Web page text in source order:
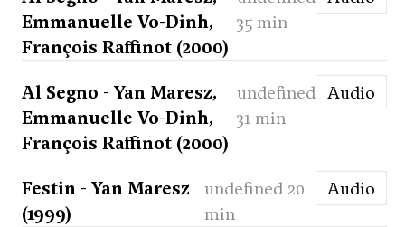
Emmanuelle Vo-Dinh,
François Raffinot (2000)
35 min
Al Segno - Yan Maresz,
Emmanuelle Vo-Dinh,
François Raffinot (2000)
undefined
31 min
Audio
Festin - Yan Maresz
(1999)
undefined 20
min
Audio